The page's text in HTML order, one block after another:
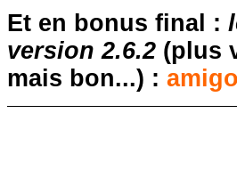
Et en bonus final :
version 2.6.2 (plus
mais bon...) :